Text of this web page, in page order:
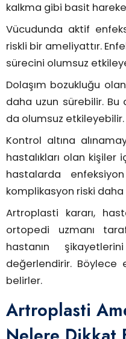
kalkma gibi basit
Vücudunda aktif
riskli bir ameliyattır.
sürecini olumsuz
Dolaşım bozukluğu
daha uzun sürebilir. Bu
da olumsuz etkileyebilir.
Kontrol altına
hastalıkları olan kişiler
hastalarda
komplikasyon riski daha
Artroplasti kararı,
ortopedi uzmanı
hastanın
değerlendirir.
belirler.
Artroplasti